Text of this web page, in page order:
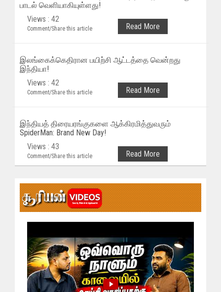
பாடல் வெளியாகியுள்ளது!
Views : 42
Comment/Share this article Read More
இலங்கைக்கெதிரான பயிற்சி ஆட்டத்தை வென்றது
இந்தியா!
Views : 42
Comment/Share this article Read More
இந்தியத் திரையரங்குகளை ஆக்கிரமித்துவரும்
SpiderMan: Brand New Day!
Views : 43
Comment/Share this article Read More